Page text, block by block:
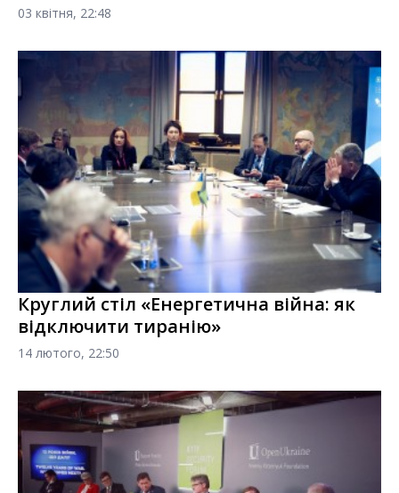
03 квітня, 22:48
Круглий стіл «Енергетична війна: як
відключити тиранію»
14 лютого, 22:50